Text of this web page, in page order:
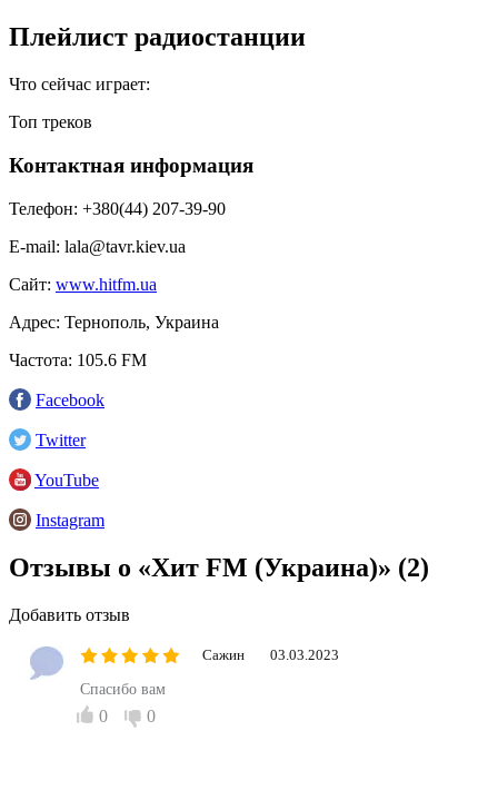
Плейлист радиостанции
Что сейчас играет:
Топ треков
Контактная информация
Телефон: +380(44) 207-39-90
E-mail: lala@tavr.kiev.ua
Сайт: www.hitfm.ua
Адрес: Тернополь, Украина
Частота: 105.6 FM
Facebook
Twitter
YouTube
Instagram
Отзывы о «Хит FM (Украина)» (2)
Добавить отзыв
Сажин 03.03.2023
Спасибо вам
0 0